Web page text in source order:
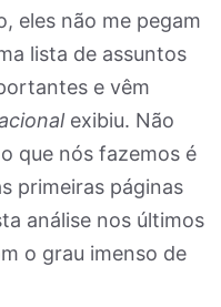
eles não me pegam
lista de assuntos
e vêm
exibiu. Não
que nós fazemos é
primeiras páginas
análise nos últimos
o grau imenso de